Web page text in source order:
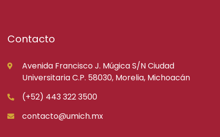
Contacto
Avenida Francisco J. Múgica S/N Ciudad
Universitaria C.P. 58030, Morelia, Michoacán
(+52) 443 322 3500
contacto@umich.mx